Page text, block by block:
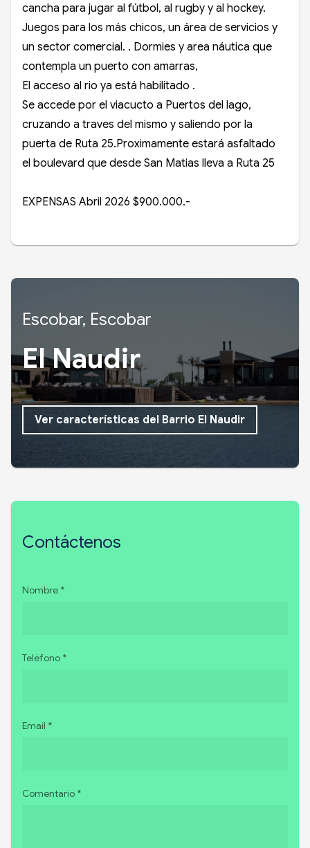
cancha para jugar al fútbol, al rugby y al hockey.
Juegos para los más chicos, un área de servicios y
un sector comercial. . Dormies y area náutica que
contempla un puerto con amarras,
El acceso al rio ya está habilitado .
Se accede por el viacucto a Puertos del lago,
cruzando a traves del mismo y saliendo por la
puerta de Ruta 25.Proximamente estará asfaltado
el boulevard que desde San Matias lleva a Ruta 25
EXPENSAS Abril 2026 $900.000.-
Escobar, Escobar
El Naudir
Ver características del Barrio El Naudir
Contáctenos
Nombre *
Teléfono *
Email *
Comentario *